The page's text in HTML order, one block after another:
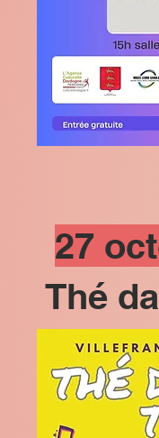
27
Thé